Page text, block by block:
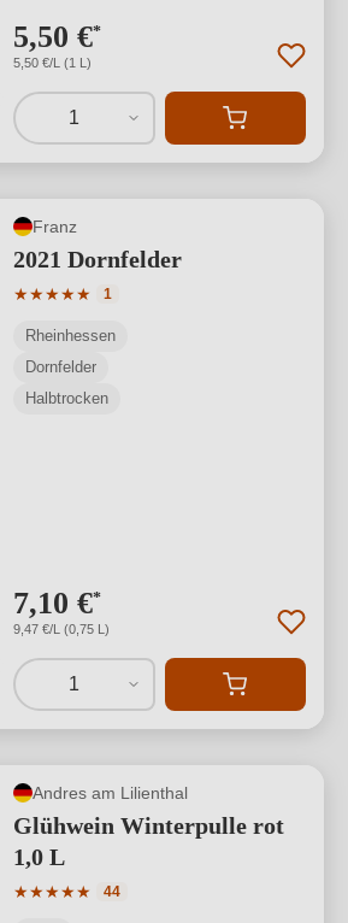
5,50 €*
5,50 €/L (1 L)
1
Franz
2021 Dornfelder
★★★★★
Durchschnittliche Bewertung von 5
1
Rheinhessen
Dornfelder
Halbtrocken
7,10 €*
9,47 €/L (0,75 L)
1
Andres am Lilienthal
Glühwein Winterpulle rot
1,0 L
★★★★★
Durchschnittliche Bewertung von 5
44